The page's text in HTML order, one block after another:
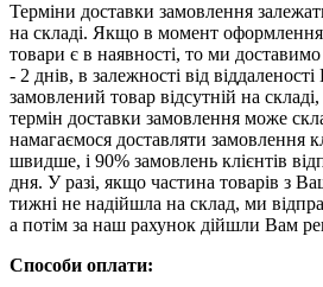
Терміни доставки замовлення
на складі. Якщо в момент оформлення
товари є в наявності, то ми
- 2 днів, в залежності від
замовлений товар відсутній на
термін доставки замовлення може
намагаємося доставляти замовлення
швидше, і 90% замовлень клієнтів
дня. У разі, якщо частина товарів з
тижні не надійшла на склад, ми
а потім за наш рахунок дійшли Вам
Способи оплати: